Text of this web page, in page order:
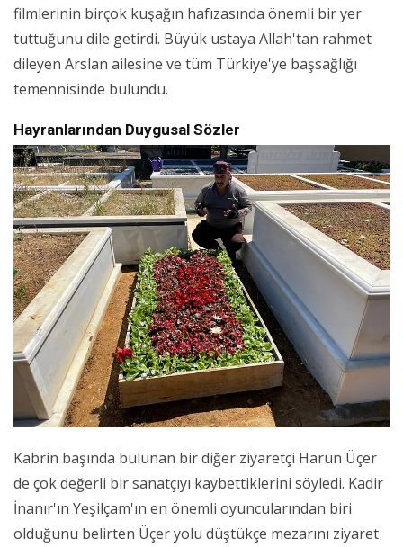
filmlerinin birçok kuşağın hafızasında önemli bir yer
tuttuğunu dile getirdi. Büyük ustaya Allah'tan rahmet
dileyen Arslan ailesine ve tüm Türkiye'ye başsağlığı
temennisinde bulundu.
Hayranlarından Duygusal Sözler
Kabrin başında bulunan bir diğer ziyaretçi Harun Üçer
de çok değerli bir sanatçıyı kaybettiklerini söyledi. Kadir
İnanır'ın Yeşilçam'ın en önemli oyuncularından biri
olduğunu belirten Üçer yolu düştükçe mezarını ziyaret